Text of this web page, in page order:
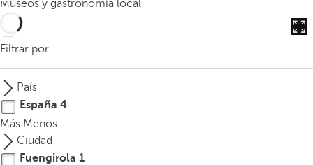
o
u
i
r
t
r
e
Museos y gastronomía local
Filtrar por
País
España 4
Más Menos
Ciudad
Fuengirola 1